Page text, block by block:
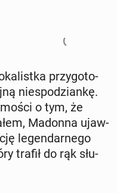
przy­go­to­
nie­spo­dzian­kę.
o tym, że
Madonna ujaw­
le­gen­dar­ne­go
trafił do rąk słu­